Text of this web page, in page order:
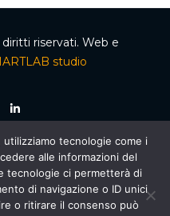
riservati. Web e
studio
sociale €50.000,00 i.v.
le attività di formazione e
organismo 03200/12/20. Agenzia per il
delle Politiche Sociali – Sezione 4
PROT. R.0000159.30.11.2020 – Piano
, Missione 5 “Inclusione e coesione”,
1.1 “Politiche Attive del Lavoro e
tecnologie come i
alle informazioni del
tecnologie ci permetterà di
di navigazione o ID unici
o ritirare il consenso può